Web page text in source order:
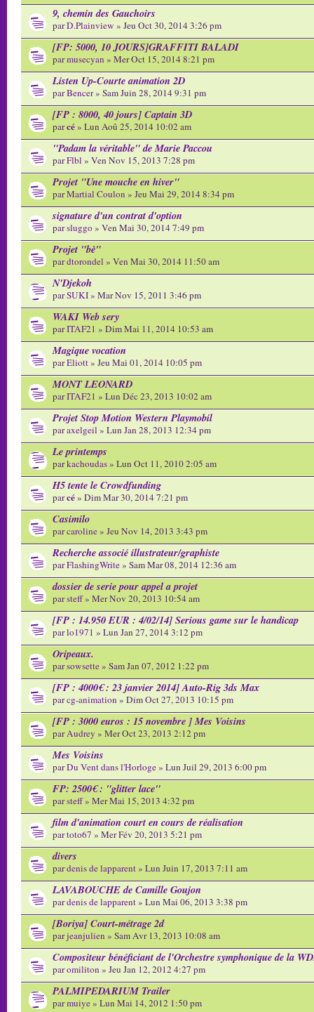
9, chemin des Gauchoirs
parD.Plainview » Jeu Oct 30, 2014 3:26 pm
[FP: 5000, 10 JOURS]GRAFFITI BALADI
parmusecyan » Mer Oct 15, 2014 8:21 pm
Listen Up-Courte animation 2D
parBencer» Sam Juin 28, 2014 9:31 pm
[FP : 8000, 40 jours] Captain 3D
parcé» Lun Aoû 25, 2014 10:02 am
"Padam la véritable" de Marie Paccou
parFlbl » Ven Nov 15, 2013 7:28 pm
Projet "Une mouche en hiver"
parMartial Coulon » Jeu Mai 29, 2014 8:34 pm
signature d'un contrat d'option
parsluggo» Ven Mai 30, 2014 7:49 pm
Projet "bè"
pardtorondel » Ven Mai 30, 2014 11:50 am
N'Djekoh
parSUKI» Mar Nov 15, 2011 3:46 pm
WAKI Web sery
parITAF21 » Dim Mai 11, 2014 10:53 am
Magique vocation
parEliott» Jeu Mai 01, 2014 10:05 pm
MONT LEONARD
parITAF21 » Lun Déc 23, 2013 10:02 am
Projet Stop Motion Western Playmobil
paraxelgeil » Lun Jan 28, 2013 12:34 pm
Le printemps
parkachoudas» Lun Oct 11, 2010 2:05 am
H5 tente le Crowdfunding
parcé» Dim Mar 30, 2014 7:21 pm
Casimilo
parcaroline» Jeu Nov 14, 2013 3:43 pm
Recherche associé illustrateur/graphiste
parFlashingWrite» Sam Mar 08, 2014 12:36 am
dossier de serie pour appel a projet
parsteff» Mer Nov 20, 2013 10:54 am
[FP : 14.950 EUR : 4/02/14] Serious game sur le handicap
parlo1971 » Lun Jan 27, 2014 3:12 pm
Oripeaux.
parsowsette» Sam Jan 07, 2012 1:22 pm
[FP : 4000€ : 23 janvier 2014] Auto-Rig 3ds Max
parcg-animation » Dim Oct 27, 2013 10:15 pm
[FP : 3000 euros : 15 novembre ] Mes Voisins
parAudrey » Mer Oct 23, 2013 2:12 pm
Mes Voisins
parDu Vent dans l'Horloge» Lun Juil 29, 2013 6:00 pm
FP: 2500€ : "glitter lace"
parsteff» Mer Mai 15, 2013 4:32 pm
film d'animation court en cours de réalisation
partoto67 » Mer Fév 20, 2013 5:21 pm
divers
pardenis de lapparent» Lun Juin 17, 2013 7:11 am
LAVABOUCHE de Camille Goujon
pardenis de lapparent» Lun Mai 06, 2013 3:38 pm
[Boriya] Court-métrage 2d
parjeanjulien » Sam Avr 13, 2013 10:08 am
Compositeur bénéficiant de l'Orchestre symphonique de la
paromiliton » Jeu Jan 12, 2012 4:27 pm
PALMIPEDARIUM Trailer
parmuiye» Lun Mai 14, 2012 1:50 pm